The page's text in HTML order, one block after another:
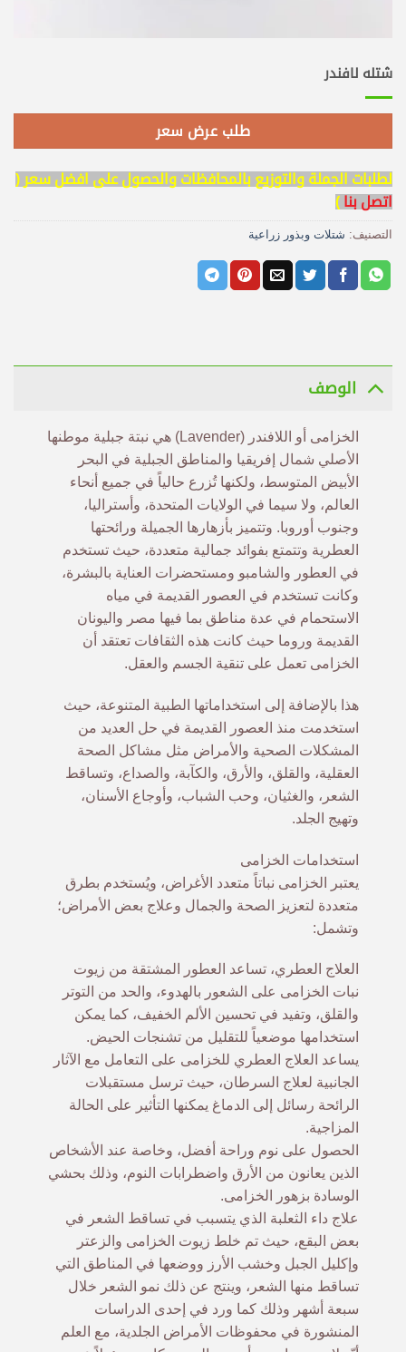
شتله لافندر
طلب عرض سعر
لطلبات الجملة والتوزيع بالمحافظات والحصول على افضل سعر (
اتصل بنا )
التصنيف: شتلات وبذور زراعية
الوصف
الخزامى أو اللافندر (Lavender) هي نبتة جبلية موطنها
الأصلي شمال إفريقيا والمناطق الجبلية في البحر
الأبيض المتوسط، ولكنها تُزرع حالياً في جميع أنحاء
العالم، ولا سيما في الولايات المتحدة، وأستراليا،
وجنوب أوروبا. وتتميز بأزهارها الجميلة ورائحتها
العطرية وتتمتع بفوائد جمالية متعددة، حيث تستخدم
في العطور والشامبو ومستحضرات العناية بالبشرة،
وكانت تستخدم في العصور القديمة في مياه
الاستحمام في عدة مناطق بما فيها مصر واليونان
القديمة وروما حيث كانت هذه الثقافات تعتقد أن
الخزامى تعمل على تنقية الجسم والعقل.
هذا بالإضافة إلى استخداماتها الطبية المتنوعة، حيث
استخدمت منذ العصور القديمة في حل العديد من
المشكلات الصحية والأمراض مثل مشاكل الصحة
العقلية، والقلق، والأرق، والكآبة، والصداع، وتساقط
الشعر، والغثيان، وحب الشباب، وأوجاع الأسنان،
وتهيج الجلد.
استخدامات الخزامى
يعتبر الخزامى نباتاً متعدد الأغراض، ويُستخدم بطرق
متعددة لتعزيز الصحة والجمال وعلاج بعض الأمراض؛
وتشمل:
العلاج العطري، تساعد العطور المشتقة من زيوت
نبات الخزامى على الشعور بالهدوء، والحد من التوتر
والقلق، وتفيد في تحسين الألم الخفيف، كما يمكن
استخدامها موضعياً للتقليل من تشنجات الحيض.
يساعد العلاج العطري للخزامى على التعامل مع الآثار
الجانبية لعلاج السرطان، حيث ترسل مستقبلات
الرائحة رسائل إلى الدماغ يمكنها التأثير على الحالة
المزاجية.
الحصول على نوم وراحة أفضل، وخاصة عند الأشخاص
الذين يعانون من الأرق واضطرابات النوم، وذلك بحشي
الوسادة بزهور الخزامى.
علاج داء الثعلبة الذي يتسبب في تساقط الشعر في
بعض البقع، حيث تم خلط زيوت الخزامى والزعتر
وإكليل الجبل وخشب الأرز ووضعها في المناطق التي
تساقط منها الشعر، وينتج عن ذلك نمو الشعر خلال
سبعة أشهر وذلك كما ورد في إحدى الدراسات
المنشورة في محفوظات الأمراض الجلدية، مع العلم